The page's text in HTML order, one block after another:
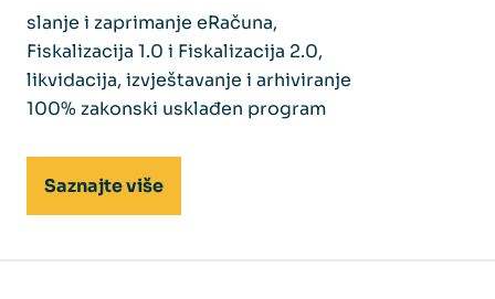
slanje i zaprimanje eRačuna,
Fiskalizacija 1.0 i Fiskalizacija 2.0,
likvidacija, izvještavanje i arhiviranje
100% zakonski usklađen program
Saznajte više